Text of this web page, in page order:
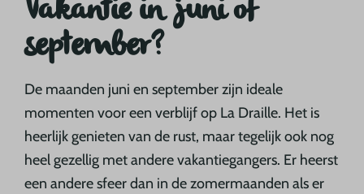
Vakantie in juni of
september?
De maanden juni en september zijn ideale
momenten voor een verblijf op La Draille. Het is
heerlijk genieten van de rust, maar tegelijk ook nog
heel gezellig met andere vakantiegangers. Er heerst
een andere sfeer dan in de zomermaanden als er